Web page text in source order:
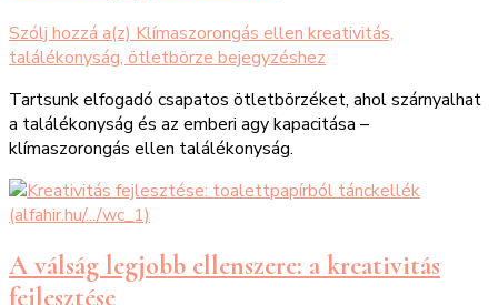
Szólj hozzá a(z) Klímaszorongás ellen kreativitás,
találékonyság, ötletbörze bejegyzéshez
Tartsunk elfogadó csapatos ötletbörzéket, ahol szárnyalhat
a találékonyság és az emberi agy kapacitása –
klímaszorongás ellen találékonyság.
A válság legjobb ellenszere: a kreativitás
fejlesztése